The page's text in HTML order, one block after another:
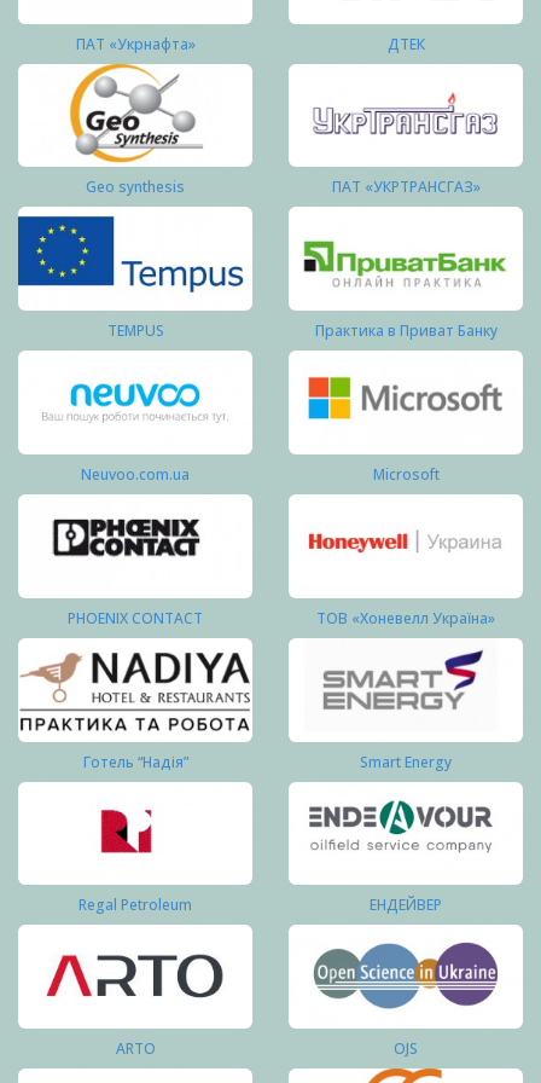
ПАТ «Укрнафта» ДТЕК
Geo synthesis ПАТ «УКРТРАНСГАЗ»
TEMPUS Практика в Приват Банку
Neuvoo.com.ua Microsoft
PHOENIX CONTACT ТОВ «Хоневелл Україна»
Готель “Надія” Smart Energy
Regal Petroleum ЕНДЕЙВЕР
ARTO OJS